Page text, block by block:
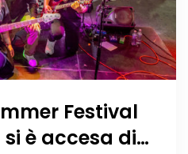
Festival
si è accesa di